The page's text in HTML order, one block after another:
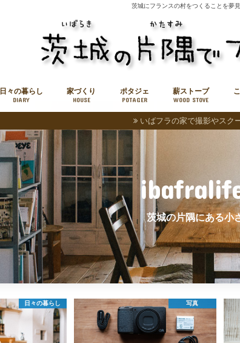
茨城にフランスの村をつくることを夢
日々の暮らし
DIARY
家づくり
HOUSE
ポタジェ
POTAGER
薪ストーブ
WOOD STOVE
薪販売
いばフラの家で撮影やスク
茨城の片隅にある小
写真 写真